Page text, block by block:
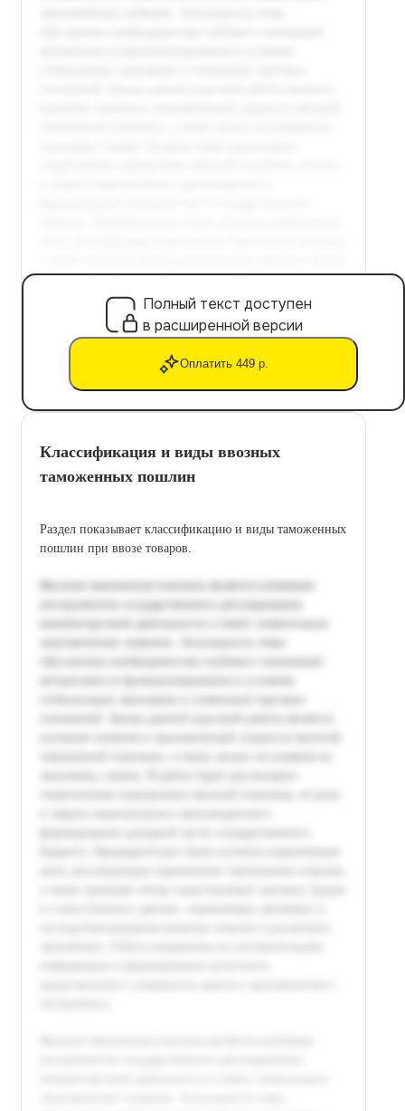
Полный текст доступен
в расширенной версии
Оплатить 449 р.
Классификация и виды ввозных
таможенных пошлин
Раздел показывает классификацию и виды таможенных
пошлин при ввозе товаров.